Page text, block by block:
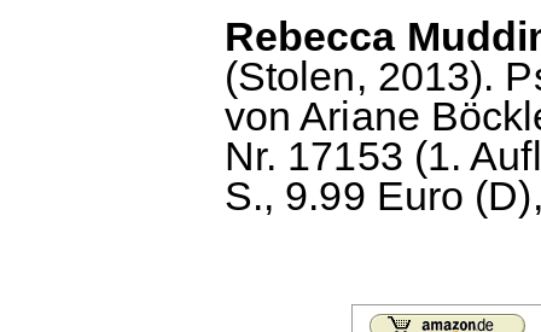
Rebecca
(Stolen, 2013).
von Ariane
Nr. 17153 (1.
S., 9.99 Euro